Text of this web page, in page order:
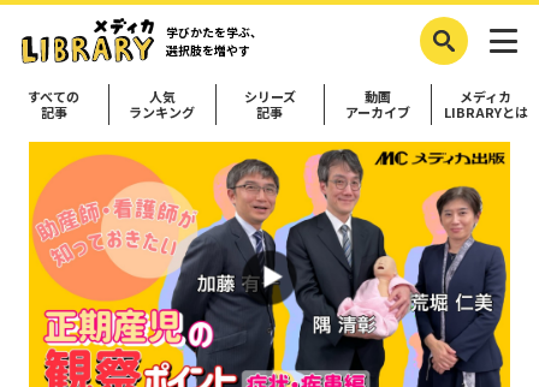
学びかたを学ぶ、
選択肢を増やす
すべての
記事
人気
ランキング
シリーズ
記事
動画
アーカイブ
メディカ
LIBRARYとは